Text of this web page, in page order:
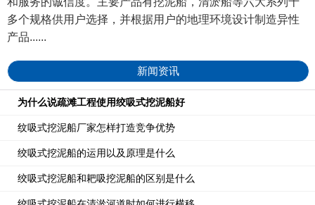
多个规格供用户选择，并根据用户的地理环境设计制造异性
产品......
新闻资讯
为什么说疏滩工程使用绞吸式挖泥船好
纹吸式挖泥船厂家怎样打造竞争优势
绞吸式挖泥船的运用以及原理是什么
绞吸式挖泥船和耙吸挖泥船的区别是什么